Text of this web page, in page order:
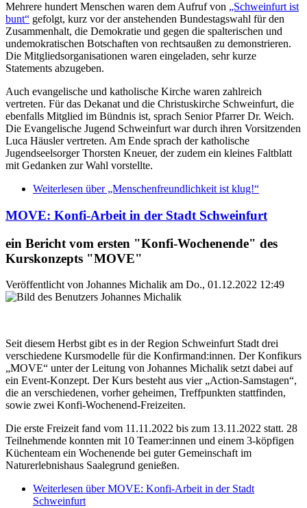
Mehrere hundert Menschen waren dem Aufruf von „Schweinfurt ist
bunt“ gefolgt, kurz vor der anstehenden Bundestagswahl für den
Zusammenhalt, die Demokratie und gegen die spalterischen und
undemokratischen Botschaften von rechtsaußen zu demonstrieren.
Die Mitgliedsorganisationen waren eingeladen, sehr kurze
Statements abzugeben.
Auch evangelische und katholische Kirche waren zahlreich
vertreten. Für das Dekanat und die Christuskirche Schweinfurt, die
ebenfalls Mitglied im Bündnis ist, sprach Senior Pfarrer Dr. Weich.
Die Evangelische Jugend Schweinfurt war durch ihren Vorsitzenden
Luca Häusler vertreten. Am Ende sprach der katholische
Jugendseelsorger Thorsten Kneuer, der zudem ein kleines Faltblatt
mit Gedanken zur Wahl vorstellte.
Weiterlesen über „Menschenfreundlichkeit ist klug!“
MOVE: Konfi-Arbeit in der Stadt Schweinfurt
ein Bericht vom ersten "Konfi-Wochenende" des
Kurskonzepts "MOVE"
Veröffentlicht von Johannes Michalik am Do., 01.12.2022 12:49
Seit diesem Herbst gibt es in der Region Schweinfurt Stadt drei
verschiedene Kursmodelle für die Konfirmand:innen. Der Konfikurs
„MOVE“ unter der Leitung von Johannes Michalik setzt dabei auf
ein Event-Konzept. Der Kurs besteht aus vier „Action-Samstagen“,
die an verschiedenen, vorher geheimen, Treffpunkten stattfinden,
sowie zwei Konfi-Wochenend-Freizeiten.
Die erste Freizeit fand vom 11.11.2022 bis zum 13.11.2022 statt. 28
Teilnehmende konnten mit 10 Teamer:innen und einem 3-köpfigen
Küchenteam ein Wochenende bei guter Gemeinschaft im
Naturerlebnishaus Saalegrund genießen.
Weiterlesen über MOVE: Konfi-Arbeit in der Stadt
Schweinfurt